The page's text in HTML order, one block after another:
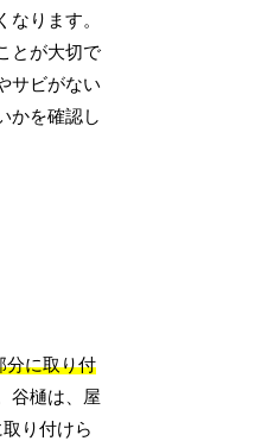
なります。
とが大切で
サビがない
かを確認し
分に取り付
谷樋は、屋
り付けら